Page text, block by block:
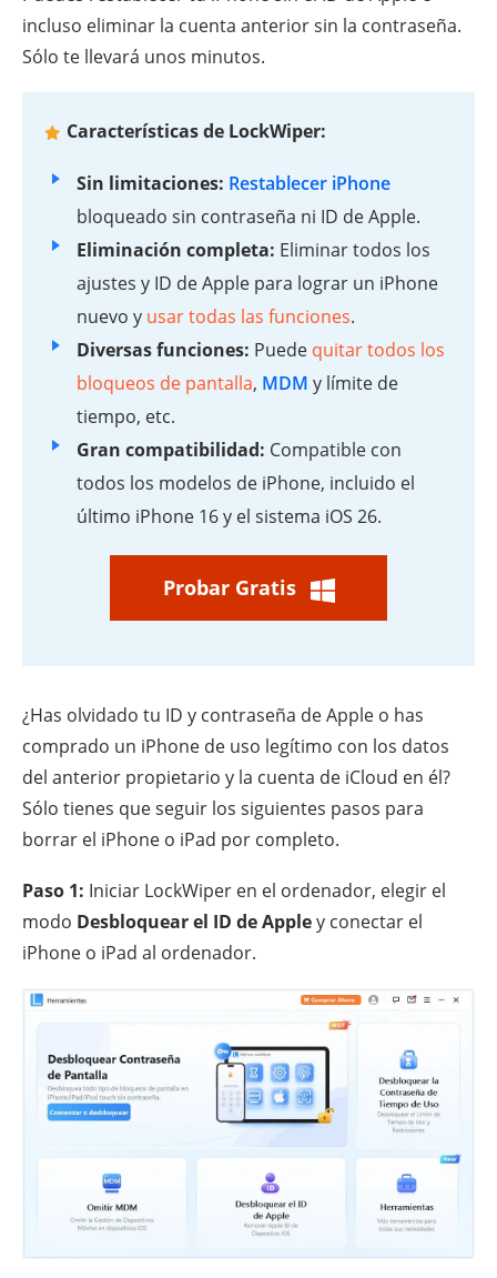
incluso eliminar la cuenta anterior sin la contraseña.
Sólo te llevará unos minutos.
Características de LockWiper:
Sin limitaciones: Restablecer iPhone
bloqueado sin contraseña ni ID de Apple.
Eliminación completa: Eliminar todos los
ajustes y ID de Apple para lograr un iPhone
nuevo y usar todas las funciones.
Diversas funciones: Puede quitar todos los
bloqueos de pantalla, MDM y límite de
tiempo, etc.
Gran compatibilidad: Compatible con
todos los modelos de iPhone, incluido el
último iPhone 16 y el sistema iOS 26.
Probar Gratis
¿Has olvidado tu ID y contraseña de Apple o has
comprado un iPhone de uso legítimo con los datos
del anterior propietario y la cuenta de iCloud en él?
Sólo tienes que seguir los siguientes pasos para
borrar el iPhone o iPad por completo.
Paso 1: Iniciar LockWiper en el ordenador, elegir el
modo Desbloquear el ID de Appley conectar el
iPhone o iPad al ordenador.